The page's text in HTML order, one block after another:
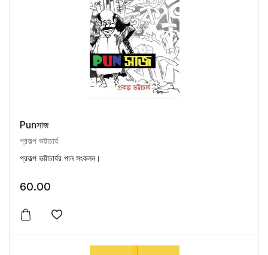
Punসাজ
প্রকল্প ভট্টাচার্য
প্রকল্প ভট্টাচার্যর পান সংকলন।
60.00
Add to wishlist